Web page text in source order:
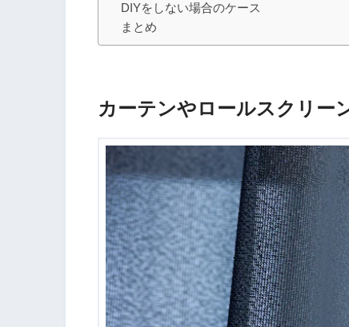
DIYをしない場合のケース
まとめ
カーテンやロールスクリー